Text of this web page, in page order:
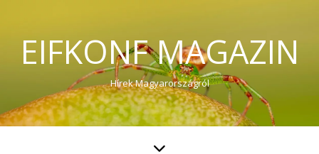
EIFKONF MAGAZIN
Hírek Magyarországról